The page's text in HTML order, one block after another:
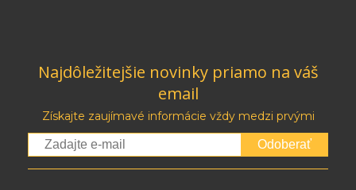
Najdôležitejšie novinky priamo na váš
email
Získajte zaujímavé informácie vždy medzi prvými
Odoberať